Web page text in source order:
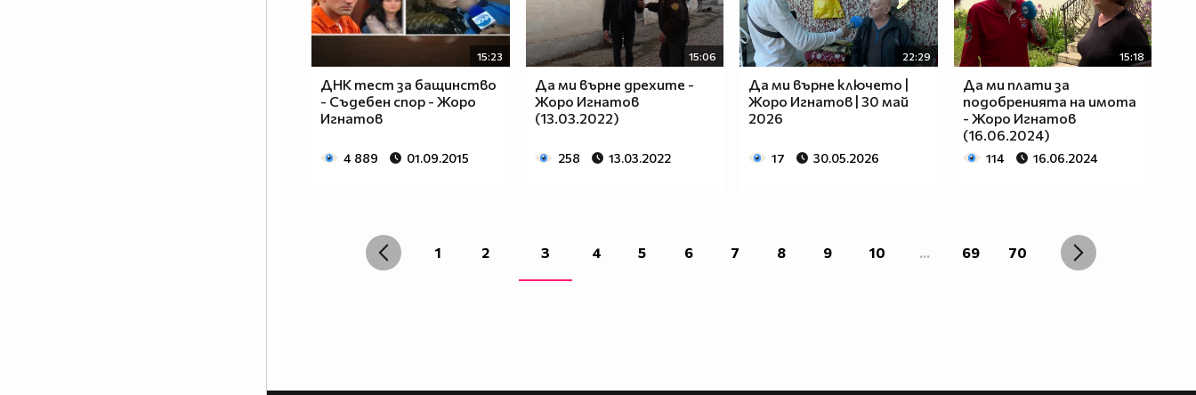
15:23
ДНК тест за бащинство
- Съдебен спор - Жоро
Игнатов
4 889 01.09.2015
15:06
Да ми върне дрехите -
Жоро Игнатов
(13.03.2022)
258 13.03.2022
22:29
Да ми върне ключето |
Жоро Игнатов | 30 май
2026
17 30.05.2026
15:18
Да ми плати за
подобренията на имота
- Жоро Игнатов
(16.06.2024)
114 16.06.2024
1 2 3 4 5 6 7 8 9 10 ... 69 70